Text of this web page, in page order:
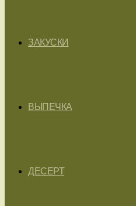
ЗАКУСКИ
ВЫПЕЧКА
ДЕСЕРТ